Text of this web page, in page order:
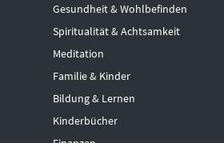
Gesundheit & Wohlbefinden
Spiritualität & Achtsamkeit
Meditation
Familie & Kinder
Bildung & Lernen
Kinderbücher